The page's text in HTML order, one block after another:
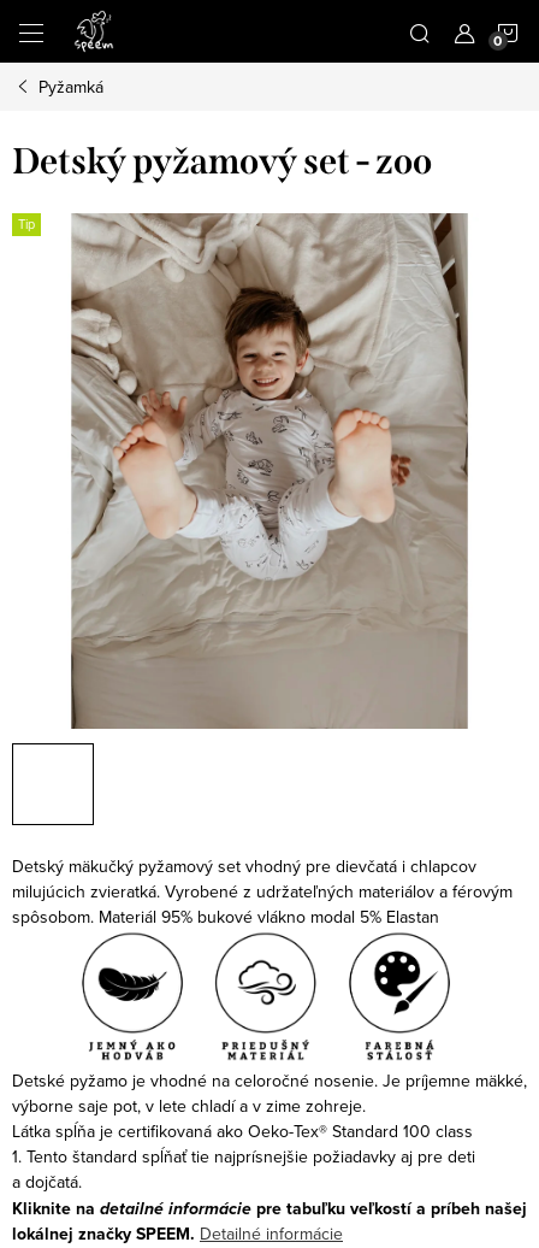
obsah
Pyžamká
Detský pyžamový set - zoo
Tip
Detský mäkučký pyžamový set vhodný pre dievčatá i chlapcov
milujúcich zvieratká. Vyrobené z udržateľných materiálov a férovým
spôsobom. Materiál 95% bukové vlákno modal 5% Elastan
Detské pyžamo je vhodné na celoročné nosenie. Je príjemne mäkké,
výborne saje pot, v lete chladí a v zime zohreje.
Látka spĺňa je certifikovaná ako Oeko-Tex® Standard 100 class
1. Tento štandard spĺňať tie najprísnejšie požiadavky aj pre deti
a dojčatá.
Kliknite na detailné informáciepre tabuľku veľkostí a príbeh našej
lokálnej značky SPEEM. Detailné informácie